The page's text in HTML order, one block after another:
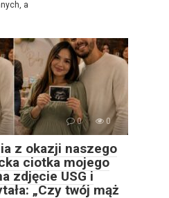
a
0 0
z okazji naszego
ciotka mojego
zdjęcie USG i
„Czy twój mąż